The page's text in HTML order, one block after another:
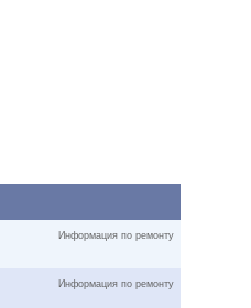
Информация по ремонту
Информация по ремонту